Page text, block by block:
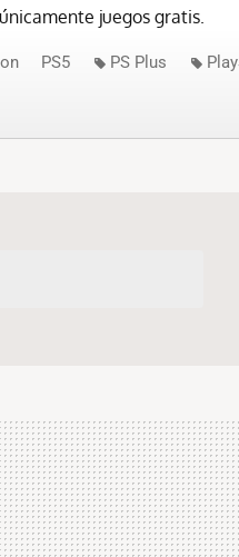
juegos gratis.
PS5 PS Plus